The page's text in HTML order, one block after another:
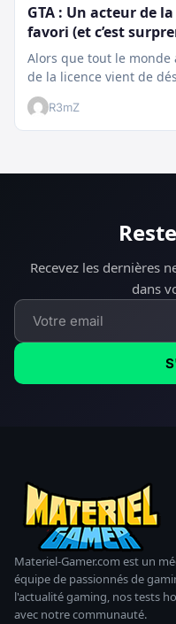
GTA : Un acteur de
favori (et c’est
Alors que tout le monde
de la licence vient de
R3mZ
Recevez les dernières
dans
Materiel-Gamer.com est un
équipe de passionnés de
l'actualité gaming, nos tests
avec notre communauté.